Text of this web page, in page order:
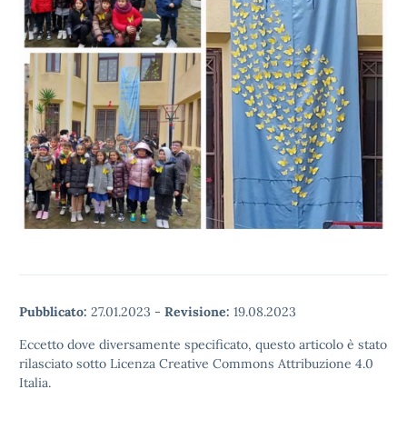
Pubblicato: 27.01.2023 - Revisione: 19.08.2023
Eccetto dove diversamente specificato, questo articolo è stato
rilasciato sotto Licenza Creative Commons Attribuzione 4.0
Italia.